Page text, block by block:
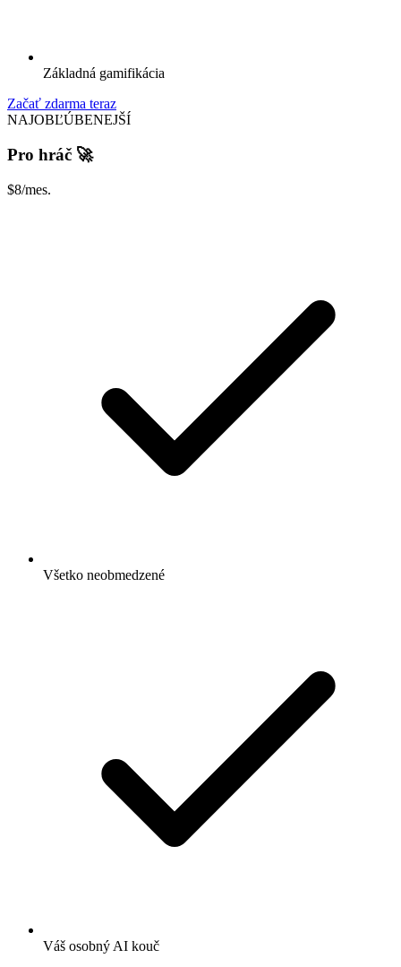
Základná gamifikácia
Začať zdarma teraz
NAJOBĽÚBENEJŠÍ
Pro hráč 🚀
$8/mes.
Všetko neobmedzené
Váš osobný AI kouč